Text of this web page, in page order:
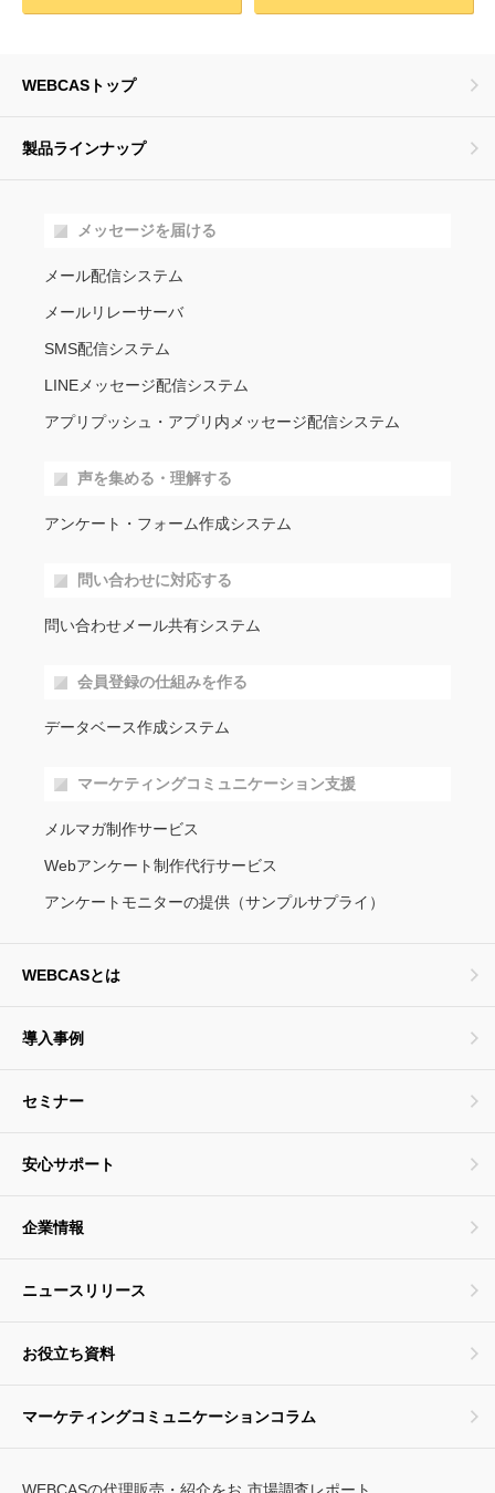
WEBCASトップ
製品ラインナップ
メッセージを届ける
メール配信システム
メールリレーサーバ
SMS配信システム
LINEメッセージ配信システム
アプリプッシュ・アプリ内メッセージ配信システム
声を集める・理解する
アンケート・フォーム作成システム
問い合わせに対応する
問い合わせメール共有システム
会員登録の仕組みを作る
データベース作成システム
マーケティングコミュニケーション支援
メルマガ制作サービス
Webアンケート制作代行サービス
アンケートモニターの提供（サンプルサプライ）
WEBCASとは
導入事例
セミナー
安心サポート
企業情報
ニュースリリース
お役立ち資料
マーケティングコミュニケーションコラム